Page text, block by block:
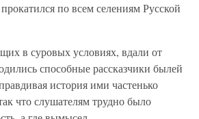
по всем селениям Русской
в суровых условиях, вдали от
способные рассказчики былей
история ими частенько
что слушателям трудно было